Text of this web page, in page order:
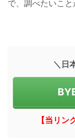
で、調べたいこと
＼日
【当リ